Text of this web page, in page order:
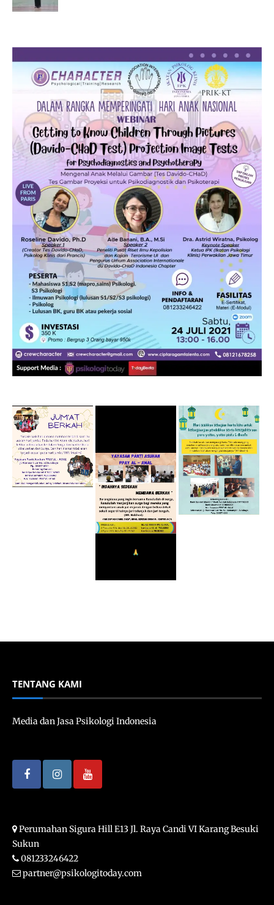
TENTANG KAMI
Media dan Jasa Psikologi Indonesia
Perumahan Sigura Hill E13 Jl. Raya Candi VI Karang Besuki
Sukun
081233246422
partner@psikologitoday.com